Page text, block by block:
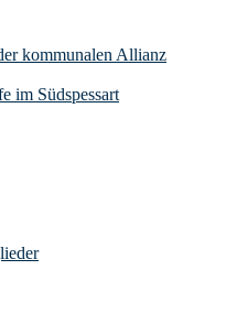
kommunalen Allianz
im Südspessart